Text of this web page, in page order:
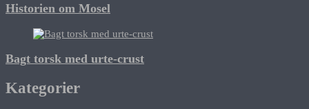
Historien om Mosel
Bagt torsk med urte-crust
Kategorier